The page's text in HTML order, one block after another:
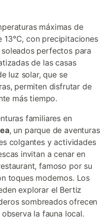
máximas de
13°C, con precipitaciones
perfectos para
de las casas
luz solar, que se
permiten disfrutar de
más tiempo.
familiares en
, un parque de aventuras
colgantes y actividades
invitan a cenar en
famoso por su
toques modernos. Los
explorar el Bertiz
sombreados ofrecen
la fauna local.